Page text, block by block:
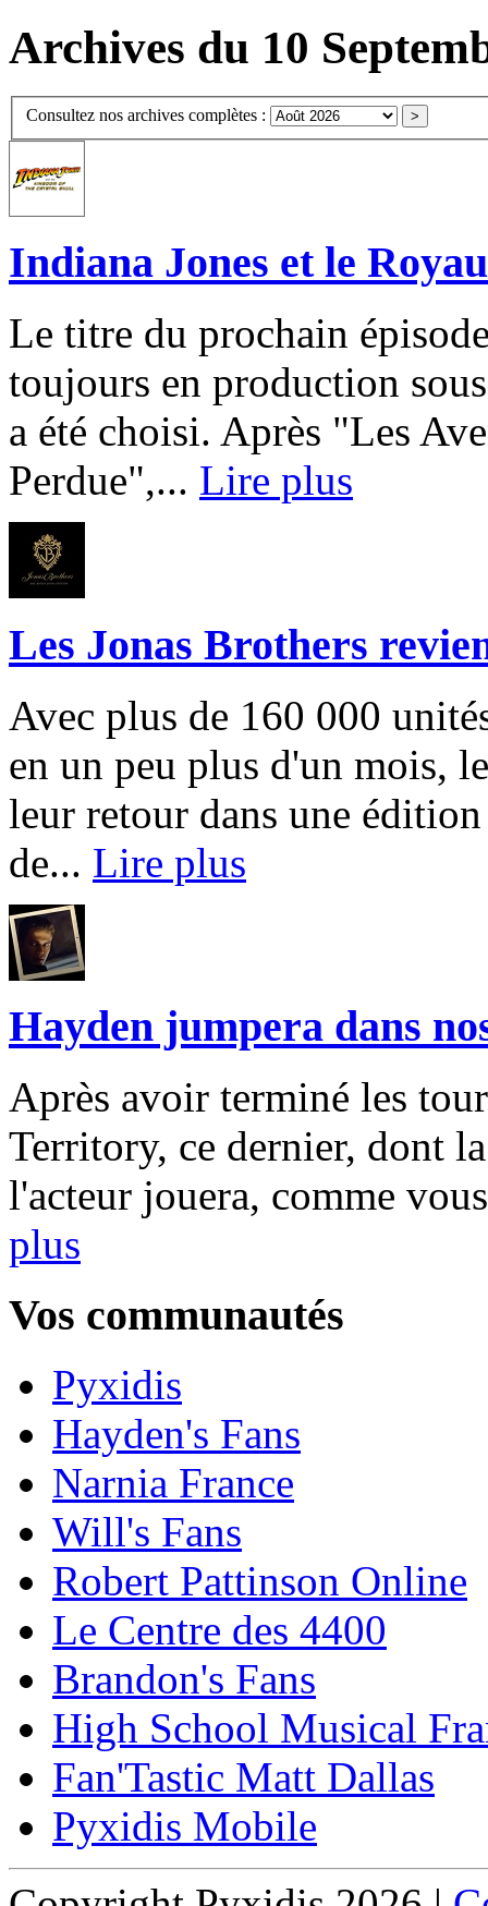
Archives du 10
Consultez nos archives complètes :
Indiana Jones et le
Le titre du prochain
toujours en production
a été choisi. Après "Les
Perdue",... Lire plus
Les Jonas Brothers
Avec plus de 160 000
en un peu plus d'un mois,
leur retour dans une
de... Lire plus
Hayden jumpera dans
Après avoir terminé les
Territory, ce dernier, dont
l'acteur jouera, comme
plus
Vos communautés
Pyxidis
Hayden's Fans
Narnia France
Will's Fans
Robert Pattinson Online
Le Centre des 4400
Brandon's Fans
High School Musical
Fan'Tastic Matt Dallas
Pyxidis Mobile